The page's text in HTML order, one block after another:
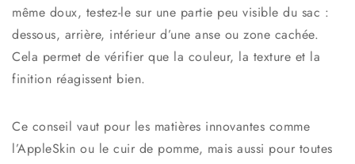
même doux, testez-le sur une partie peu visible du sac :
dessous, arrière, intérieur d’une anse ou zone cachée.
Cela permet de vérifier que la couleur, la texture et la
finition réagissent bien.
Ce conseil vaut pour les matières innovantes comme
l’AppleSkin ou le cuir de pomme, mais aussi pour toutes